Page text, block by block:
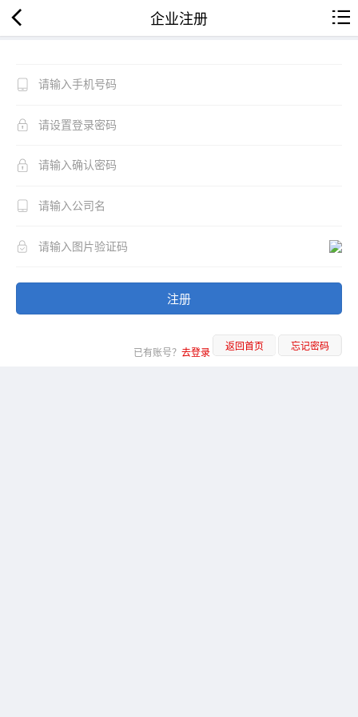
企业注册
注册
已有账号？ 去登录 返回首页 忘记密码